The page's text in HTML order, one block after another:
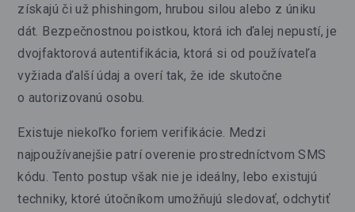
získajú či už phishingom, hrubou silou alebo z úniku
dát. Bezpečnostnou poistkou, ktorá ich ďalej nepustí, je
dvojfaktorová autentifikácia, ktorá si od používateľa
vyžiada ďalší údaj a overí tak, že ide skutočne
o autorizovanú osobu.
Existuje niekoľko foriem verifikácie. Medzi
najpoužívanejšie patrí overenie prostredníctvom SMS
kódu. Tento postup však nie je ideálny, lebo existujú
techniky, ktoré útočníkom umožňujú sledovať, odchytiť